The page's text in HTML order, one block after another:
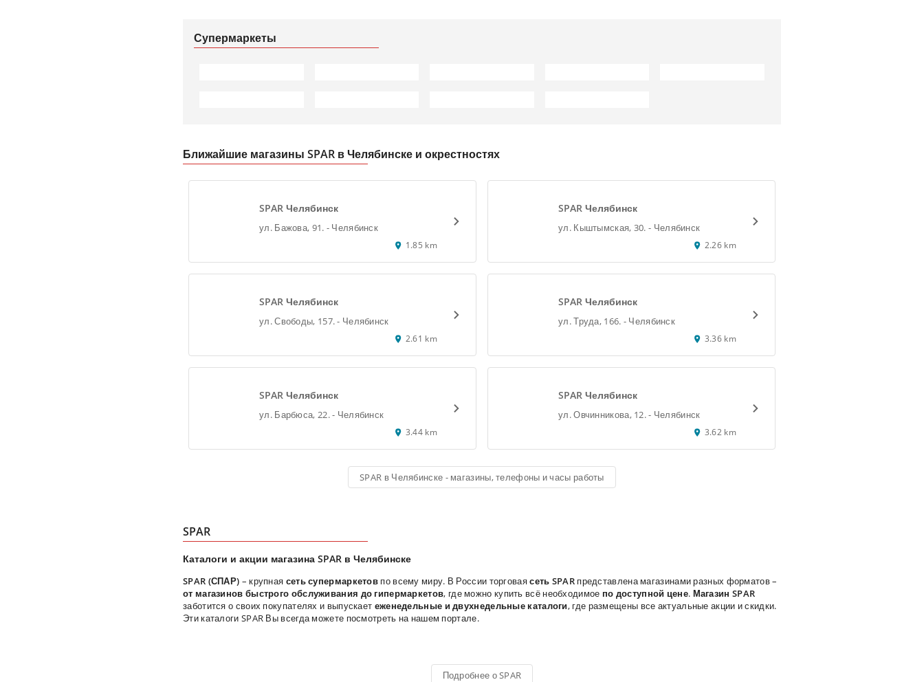
Супермаркеты
Ближайшие магазины SPAR в Челябинске и окрестностях
SPAR Челябинск
ул. Бажова, 91. - Челябинск
1.85 km
SPAR Челябинск
ул. Кыштымская, 30. - Челябинск
2.26 km
SPAR Челябинск
ул. Свободы, 157. - Челябинск
2.61 km
SPAR Челябинск
ул. Труда, 166. - Челябинск
3.36 km
SPAR Челябинск
ул. Барбюса, 22. - Челябинск
3.44 km
SPAR Челябинск
ул. Овчинникова, 12. - Челябинск
3.62 km
SPAR в Челябинске - магазины, телефоны и часы работы
SPAR
Каталоги и акции магазина SPAR в Челябинске
SPAR (СПАР) – крупная сеть супермаркетов по всему миру. В России торговаясеть SPARпредставлена магазинами разных форматов –
от магазинов быстрого обслуживания до гипермаркетов, где можно купить всё необходимое по доступной цене. Магазин SPAR
заботится о своих покупателях и выпускает еженедельные и двухнедельные каталоги, где размещены все актуальные акции и скидки.
Эти каталоги SPAR Вы всегда можете посмотреть на нашем портале.
Подробнее о SPAR